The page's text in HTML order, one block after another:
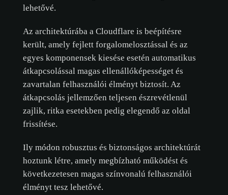
lehetővé.
Az architektúrába a Cloudflare is beépítésre
került, amely fejlett forgalomelosztással és az
egyes komponensek kiesése esetén automatikus
átkapcsolással magas ellenállóképességet és
zavartalan felhasználói élményt biztosít. Az
átkapcsolás jellemzően teljesen észrevétlenül
zajlik, ritka esetekben pedig elegendő az oldal
frissítése.
Ily módon robusztus és biztonságos architektúrát
hoztunk létre, amely megbízható működést és
következetesen magas színvonalú felhasználói
élményt tesz lehetővé.